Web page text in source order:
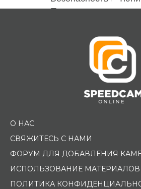
Помощь водителю
О НАС
СВЯЖИТЕСЬ С НАМИ
ФОРУМ ДЛЯ ДОБАВЛЕНИЯ
ИСПОЛЬЗОВАНИЕ МАТЕРИАЛОВ
ПОЛИТИКА